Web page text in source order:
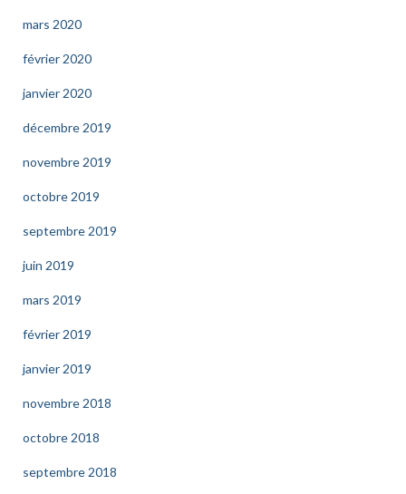
mars 2020
février 2020
janvier 2020
décembre 2019
novembre 2019
octobre 2019
septembre 2019
juin 2019
mars 2019
février 2019
janvier 2019
novembre 2018
octobre 2018
septembre 2018